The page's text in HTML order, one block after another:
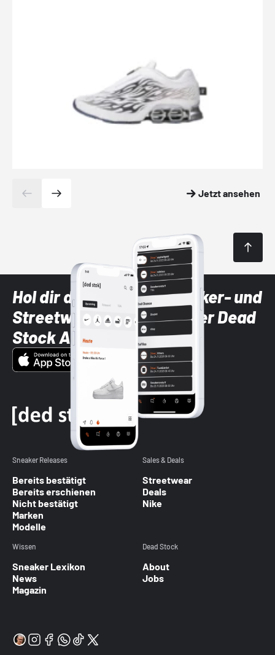
Jetzt ansehen
Hol dir die neuesten Sneaker- und
Streetwear-Brands mit der Dead
Stock App
Sneaker Releases
Bereits bestätigt
Bereits erschienen
Nicht bestätigt
Marken
Modelle
Sales & Deals
Streetwear
Deals
Nike
Wissen
Sneaker Lexikon
News
Magazin
Dead Stock
About
Jobs